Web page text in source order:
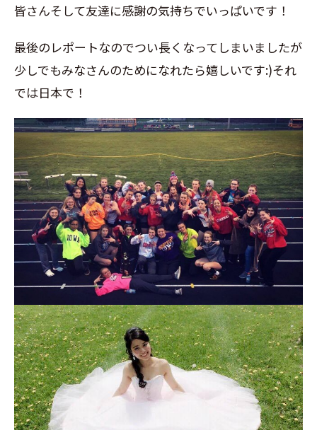
皆さんそして友達に感謝の気持ちでいっぱいです！
最後のレポートなのでつい長くなってしまいましたが
少しでもみなさんのためになれたら嬉しいです:)それ
では日本で！